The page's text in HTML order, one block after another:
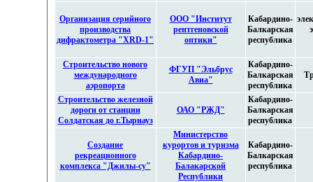
Организация серийного
производства
дифрактометра "XRD-1"
ООО "Институт
рентгеновской
оптики"
Кабардино-
Балкарская
республика
Строительство нового
международного
аэропорта
ФГУП "Эльбрус
Авиа"
Кабардино-
Балкарская
республика
Строительство железной
дороги от станции
Солдатская до г.Тырнауз
ОАО "РЖД"
Кабардино-
Балкарская
республика
Создание
рекреационного
комплекса "Джилы-су"
Министерство
курортов и туризма
Кабардино-
Балакарской
Республики
Кабардино-
Балкарская
республика